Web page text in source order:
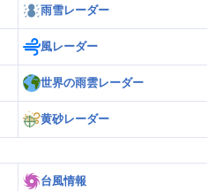
雨雪レーダー
風レーダー
世界の雨雲レーダー
黄砂レーダー
台風情報